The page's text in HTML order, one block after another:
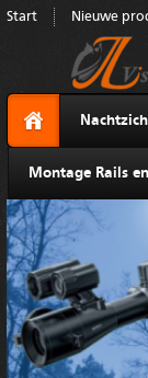
Start Nieuwe
Montage Rails